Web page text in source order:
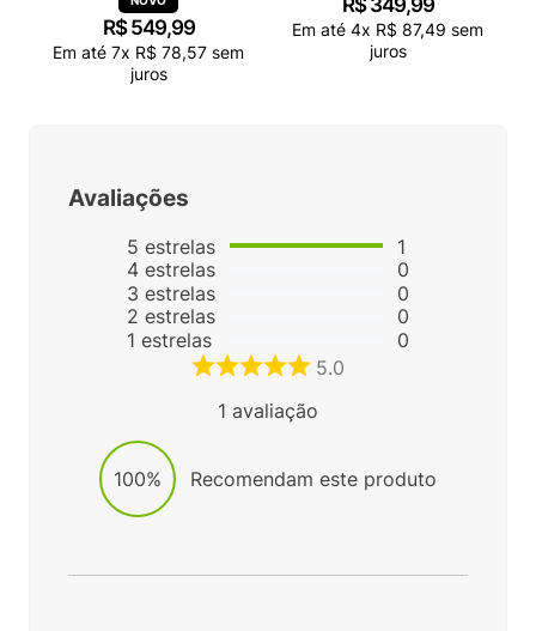
R$ 549,99
Em até 7x R$ 78,57 sem
juros
R$ 349,99
Em até 4x R$ 87,49 sem
juros
Avaliações
5 estrelas
4 estrelas
3 estrelas
2 estrelas
1 estrelas
1
0
0
0
0
5.0
1 avaliação
100% Recomendam este produto